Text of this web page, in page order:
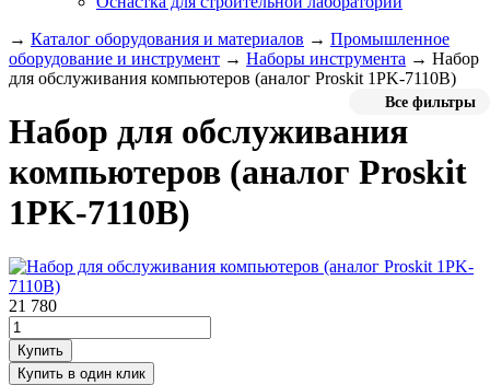
→ Каталог оборудования и материалов → Промышленное
оборудование и инструмент → Наборы инструмента → Набор
для обслуживания компьютеров (аналог Proskit 1PK-7110B)
Все фильтры
Набор для обслуживания
компьютеров (аналог Proskit
1PK-7110B)
21 780